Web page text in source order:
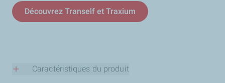
Découvrez Tranself et Traxium
Caractéristiques du produit